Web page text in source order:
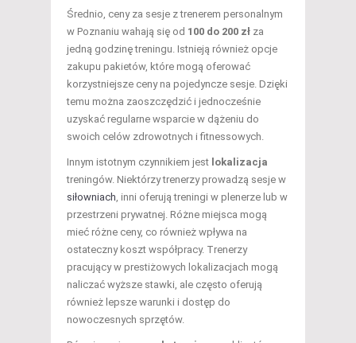
Średnio, ceny za sesje z trenerem personalnym
w Poznaniu wahają się od 100 do 200 zł za
jedną godzinę treningu. Istnieją również opcje
zakupu pakietów, które mogą oferować
korzystniejsze ceny na pojedyncze sesje. Dzięki
temu można zaoszczędzić i jednocześnie
uzyskać regularne wsparcie w dążeniu do
swoich celów zdrowotnych i fitnessowych.
Innym istotnym czynnikiem jest lokalizacja
treningów. Niektórzy trenerzy prowadzą sesje w
siłowniach, inni oferują treningi w plenerze lub w
przestrzeni prywatnej. Różne miejsca mogą
mieć różne ceny, co również wpływa na
ostateczny koszt współpracy. Trenerzy
pracujący w prestiżowych lokalizacjach mogą
naliczać wyższe stawki, ale często oferują
również lepsze warunki i dostęp do
nowoczesnych sprzętów.